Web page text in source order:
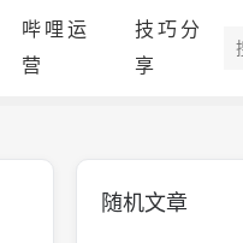
哔哩运
营
技巧分
享
随机文章